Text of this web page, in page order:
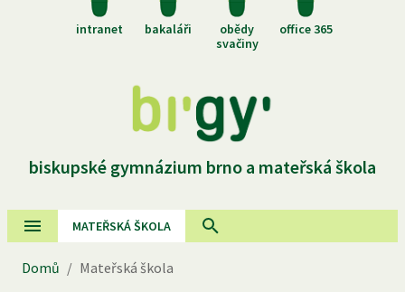
intranet bakaláři
obědy
svačiny
office 365
biskupské gymnázium brno a mateřská škola
MATEŘSKÁ ŠKOLA
Domů / Mateřská škola